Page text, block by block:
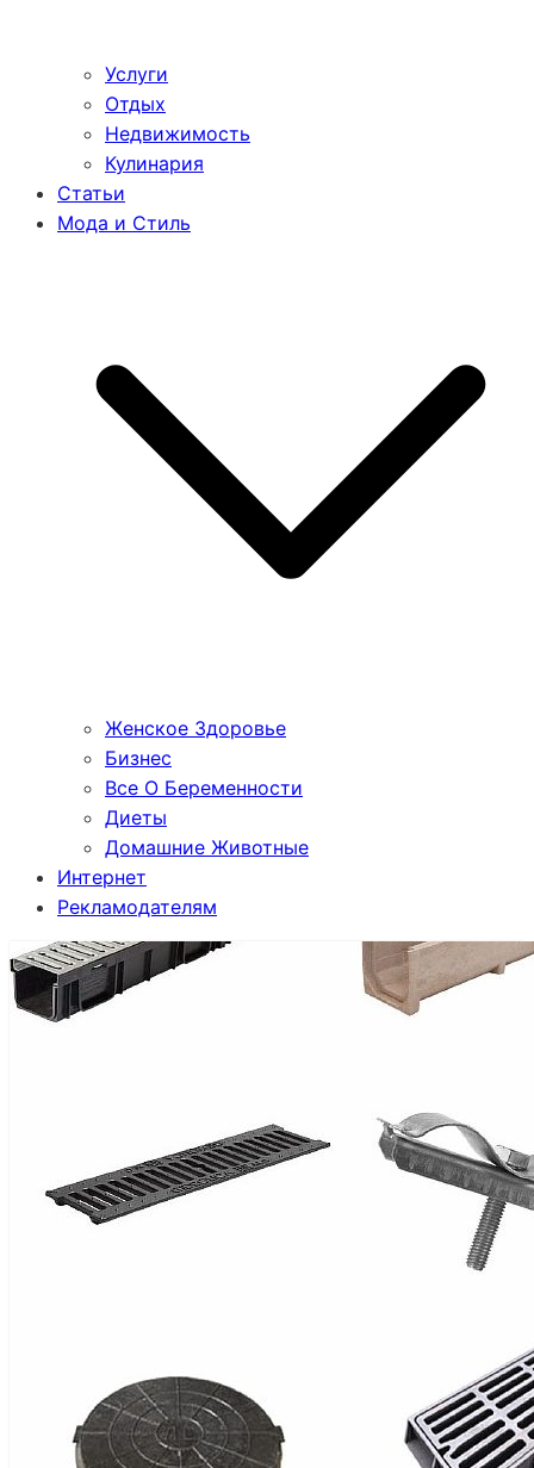
Услуги
Отдых
Недвижимость
Кулинария
Статьи
Мода и Стиль
Женское Здоровье
Бизнес
Все О Беременности
Диеты
Домашние Животные
Интернет
Рекламодателям